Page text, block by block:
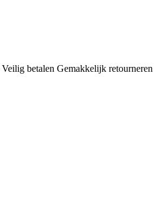
Veilig betalen Gemakkelijk retourneren